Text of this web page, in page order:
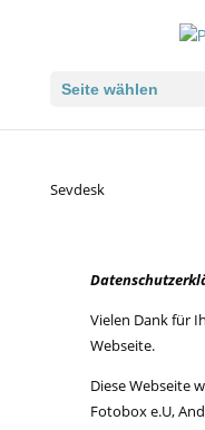
Seite wählen
Sevdesk
Vielen Dank für
Webseite.
Diese Webseite
Fotobox e.U,